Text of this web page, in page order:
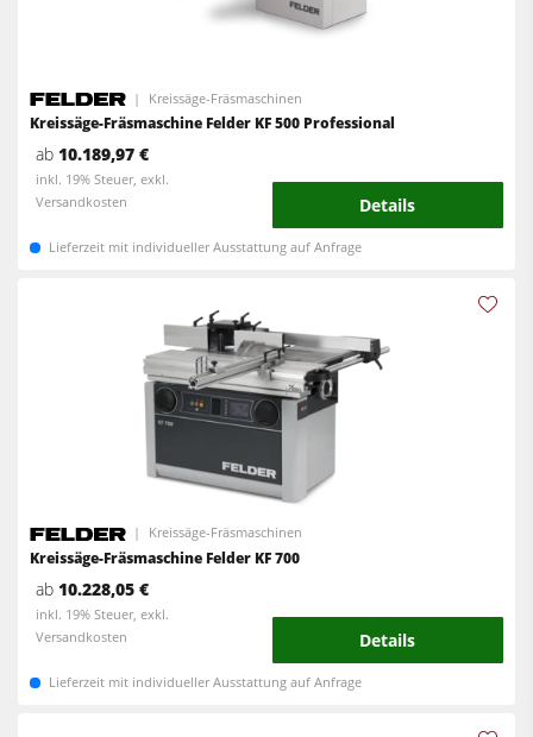
Kreissäge-Fräsmaschinen
Kreissäge-Fräsmaschine Felder KF 500 Professional
ab10.189,97 €
inkl. 19% Steuer, exkl.
Versandkosten
Details
Lieferzeit mit individueller Ausstattung auf Anfrage
Kreissäge-Fräsmaschinen
Kreissäge-Fräsmaschine Felder KF 700
ab10.228,05 €
inkl. 19% Steuer, exkl.
Versandkosten
Details
Lieferzeit mit individueller Ausstattung auf Anfrage